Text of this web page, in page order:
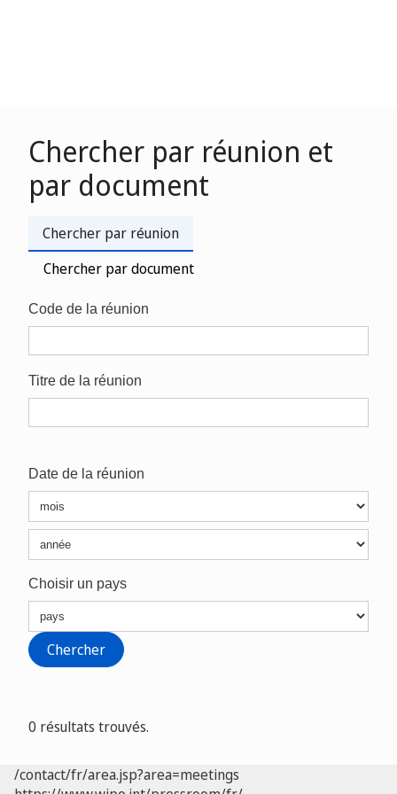
Chercher par réunion et
par document
Chercher par réunion
Chercher par document
Code de la réunion
Titre de la réunion
Date de la réunion
Choisir un pays
0 résultats trouvés.
/contact/fr/area.jsp?area=meetings